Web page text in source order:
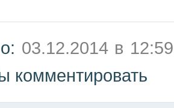
03.12.2014 в 12:59
комментировать